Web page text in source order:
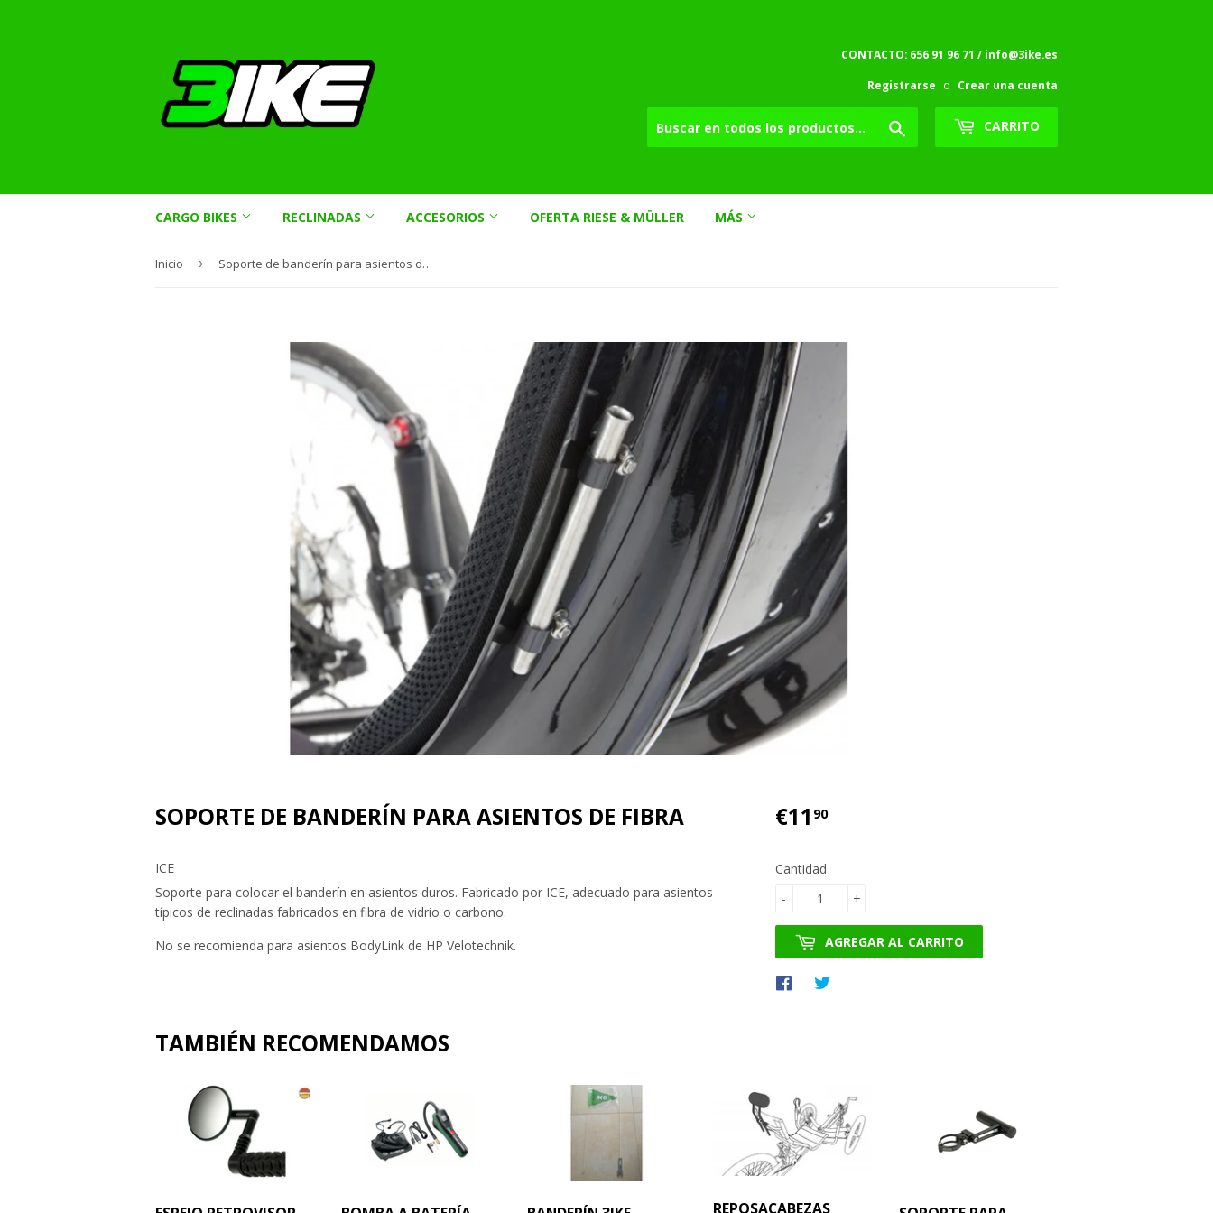
CONTACTO: 656 91 96 71 / info@3ike.es
Registrarse o Crear una cuenta
CARRITO
CARGO BIKES RECLINADAS ACCESORIOS OFERTA RIESE & MÜLLER MÁS
Inicio › Soporte de banderín para asientos de fibra
SOPORTE DE BANDERÍN PARA ASIENTOS DE FIBRA
ICE
Soporte para colocar el banderín en asientos duros. Fabricado por ICE, adecuado para asientos
típicos de reclinadas fabricados en fibra de vidrio o carbono.
No se recomienda para asientos BodyLink de HP Velotechnik.
€11 90€11.90
Cantidad
+
-
AGREGAR AL CARRITO
Compartir
TAMBIÉN RECOMENDAMOS
REPOSACABEZAS